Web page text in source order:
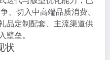
、切入中高端品质消费、
品定制配套、主流渠道供
垒。
状